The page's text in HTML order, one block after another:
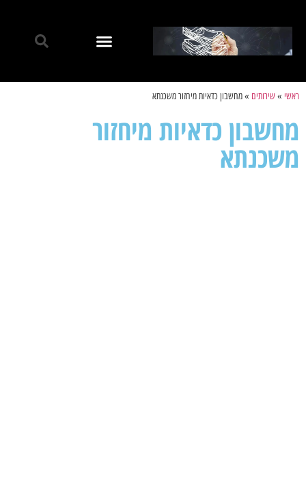
ראשי »שירותים »מחשבון כדאיות מיחזור משכנתא
מחשבון כדאיות מיחזור
משכנתא